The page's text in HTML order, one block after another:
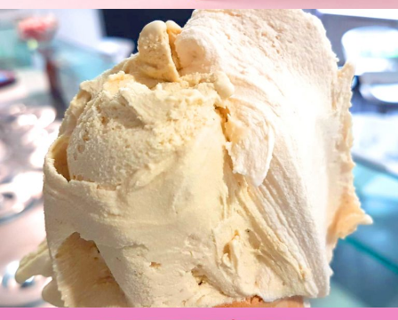
Gusti gelato disponibili oggi
GELATERIA